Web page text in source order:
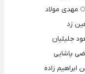
مهدی مولاد
زد
جلیلیان
پاشایی
ابراهیم زاده